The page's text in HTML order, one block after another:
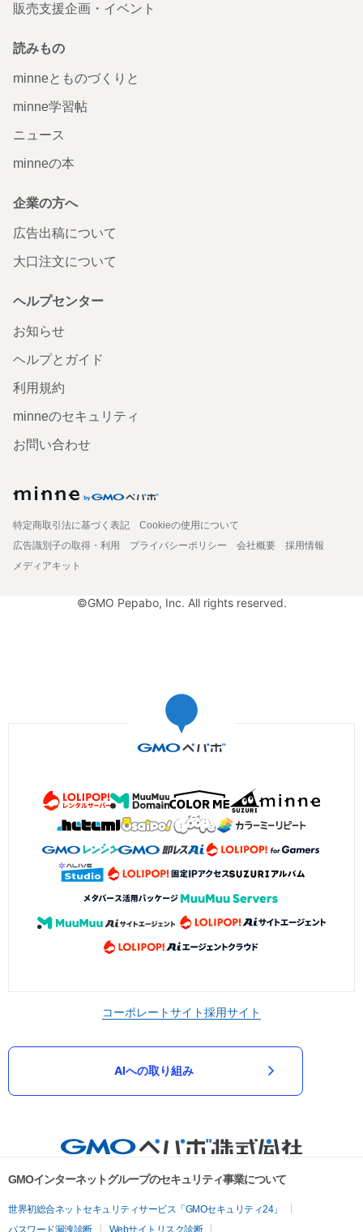
販売支援企画・イベント
読みもの
minneとものづくりと
minne学習帖
ニュース
minneの本
企業の方へ
広告出稿について
大口注文について
ヘルプセンター
お知らせ
ヘルプとガイド
利用規約
minneのセキュリティ
お問い合わせ
特定商取引法に基づく表記
Cookieの使用について
広告識別子の取得・利用
プライバシーポリシー 会社概要
採用情報
メディアキット
©GMO Pepabo, Inc. All rights reserved.
コーポレートサイト採用サイト
AIへの取り組み
GMOインターネットグループのセキュリティ事業について
世界初総合ネットセキュリティサービス「GMOセキュリティ24」
パスワード漏洩診断
Webサイトリスク診断